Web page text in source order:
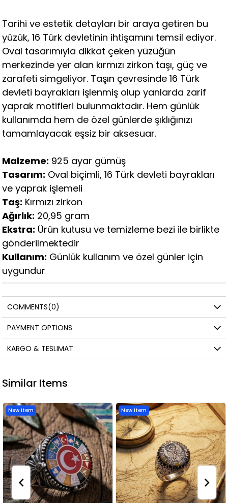
Tarihi ve estetik detayları bir araya getiren bu
yüzük, 16 Türk devletinin ihtişamını temsil ediyor.
Oval tasarımıyla dikkat çeken yüzüğün
merkezinde yer alan kırmızı zirkon taşı, güç ve
zarafeti simgeliyor. Taşın çevresinde 16 Türk
devleti bayrakları işlenmiş olup yanlarda zarif
yaprak motifleri bulunmaktadır. Hem günlük
kullanımda hem de özel günlerde şıklığınızı
tamamlayacak eşsiz bir aksesuar.
Malzeme: 925 ayar gümüş
Tasarım: Oval biçimli, 16 Türk devleti bayrakları
ve yaprak işlemeli
Taş: Kırmızı zirkon
Ağırlık: 20,95 gram
Ekstra: Ürün kutusu ve temizleme bezi ile birlikte
gönderilmektedir
Kullanım: Günlük kullanım ve özel günler için
uygundur
COMMENTS(0)
PAYMENT OPTIONS
KARGO & TESLIMAT
Similar Items
New Item New Item